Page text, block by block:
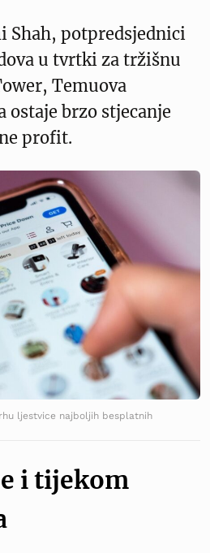
Shah, potpredsjednici
u tvrtki za tržišnu
Temuova
brzo stjecanje
profit.
ljestvice najboljih besplatnih
i tijekom